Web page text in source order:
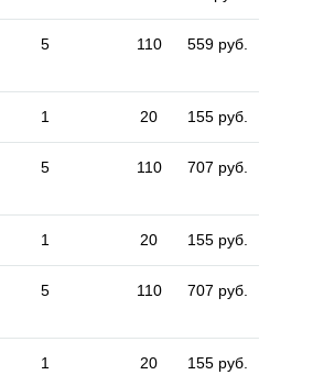
5 110 559 руб.
1 20 155 руб.
5 110 707 руб.
1 20 155 руб.
5 110 707 руб.
1 20 155 руб.